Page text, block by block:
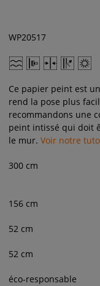
WP20517
Ce papier peint est
rend la pose plus
recommandons une
peint intissé qui doit
le mur. Voir notre
300 cm
156 cm
52 cm
52 cm
éco-responsable